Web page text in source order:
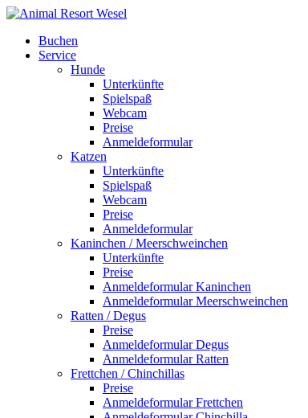
Buchen
Service
Hunde
Unterkünfte
Spielspaß
Webcam
Preise
Anmeldeformular
Katzen
Unterkünfte
Spielspaß
Webcam
Preise
Anmeldeformular
Kaninchen / Meerschweinchen
Unterkünfte
Preise
Anmeldeformular Kaninchen
Anmeldeformular Meerschweinchen
Ratten / Degus
Preise
Anmeldeformular Degus
Anmeldeformular Ratten
Frettchen / Chinchillas
Preise
Anmeldeformular Frettchen